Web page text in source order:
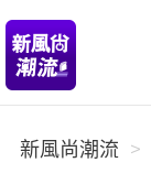
新風尚潮流
新風尚潮流